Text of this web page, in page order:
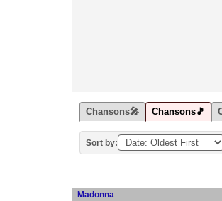
Chansons🎤 Chansons🎵
Sort by:
Madonna